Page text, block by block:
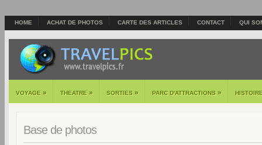
HOME ACHAT DE PHOTOS CARTE DES ARTICLES CONTACT QUI
VOYAGE » THEATRE » SORTIES » PARC D'ATTRACTIONS »
Base de photos